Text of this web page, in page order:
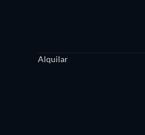
Alquilar